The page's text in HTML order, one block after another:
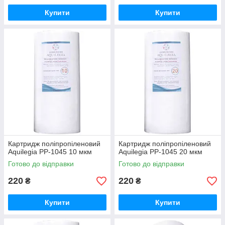
Купити Купити
Картридж поліпропіленовий
Aquilegia PP-1045 10 мкм
Готово до відправки
220 ₴
Купити
Картридж поліпропіленовий
Aquilegia PP-1045 20 мкм
Готово до відправки
220 ₴
Купити